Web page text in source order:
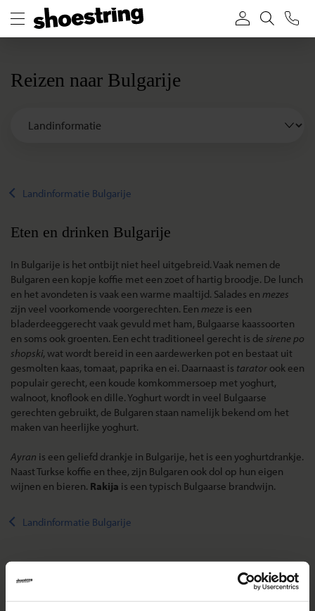
Reizen naar Bulgarije
Landinformatie Bulgarije
Eten en drinken Bulgarije
In Bulgarije is het ontbijt niet heel uitgebreid. Vaak nemen de
Bulgaren een kopje koffie met een zoet of hartig broodje. De lunch
en het avondeten is vaak een warme maaltijd. Salades en mezes
zijn veel voorkomende voorgerechten. Een meze is een
bladerdeeggerecht vaak gevuld met ham, Bulgaarse kaassoorten
en soms ook groenten. Een echt traditioneel gerecht is de sirene po
shopski, wat wordt bereid in een aardewerken pot en bestaat uit
gesmolten kaas, tomaat, paprika en ei. Daarnaast is tarator ook een
populair gerecht, een koude komkommersoep met yoghurt,
walnoot, knoflook en dille. Yoghurt wordt in veel Bulgaarse
gerechten gebruikt, de Bulgaren staan namelijk bekend om het
maken van heerlijke yoghurt.
Ayran is een geliefd drankje in Bulgarije, het is een yoghurtdrankje.
Naast Turkse koffie en thee, zijn Bulgaren ook dol op hun eigen
wijnen en bieren. Rakija is een typisch Bulgaarse brandwijn.
Landinformatie Bulgarije
Reizen met Shoestring